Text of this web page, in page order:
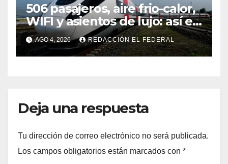
506 pasajeros, aire frio-calor,
WIFI y asientos de lujo: así es
el tren de China que llega a
Mendoza
AGO 4, 2026 REDACCIÓN EL FEDERAL
Deja una respuesta
Tu dirección de correo electrónico no será publicada.
Los campos obligatorios están marcados con *